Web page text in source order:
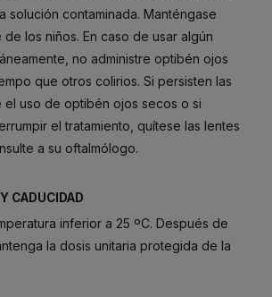
solución contaminada. Manténgase
los niños. En caso de usar algún
no administre optibén ojos
que otros colirios. Si persisten las
el uso de optibén ojos secos o si
el tratamiento, quítese las lentes
a su oftalmólogo.
CADUCIDAD
inferior a 25 ºC. Después de
la dosis unitaria protegida de la